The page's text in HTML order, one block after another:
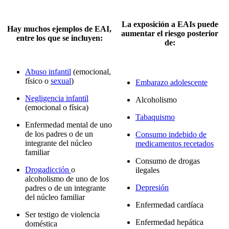
Hay muchos ejemplos de EAI,
entre los que se incluyen:
La exposición a EAIs puede
aumentar el riesgo posterior
de:
Abuso infantil (emocional,
físico o sexual)
Negligencia infantil
(emocional o física)
Enfermedad mental de uno
de los padres o de un
integrante del núcleo
familiar
Drogadicción o
alcoholismo de uno de los
padres o de un integrante
del núcleo familiar
Ser testigo de violencia
doméstica
Embarazo adolescente
Alcoholismo
Tabaquismo
Consumo indebido de
medicamentos recetados
Consumo de drogas
ilegales
Depresión
Enfermedad cardíaca
Enfermedad hepática